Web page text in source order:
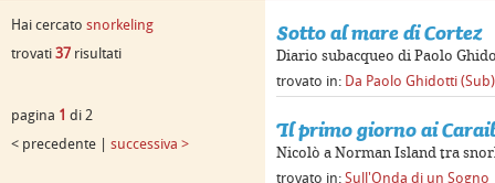
Hai cercato snorkeling
trovati 37 risultati
pagina 1 di 2
< precedente | successiva >
Sotto al mare di Cortez
Diario subacqueo di Paolo
trovato in: Da Paolo Ghidotti (Sub)
Il primo giorno ai
Nicolò a Norman Island tra
trovato in: Sull'Onda di un Sogno